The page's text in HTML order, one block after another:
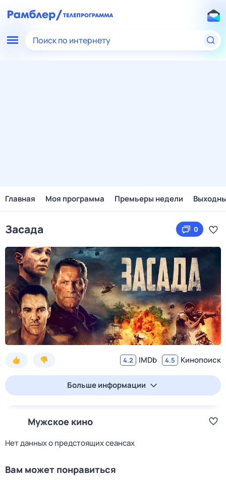
Поиск по интернету
Главная Моя программа Премьеры недели
Засада 0
4.2 IMDb 4.5 Кинопоиск
Больше информации
Мужское кино
Нет данных о предстоящих сеансах
Вам может понравиться